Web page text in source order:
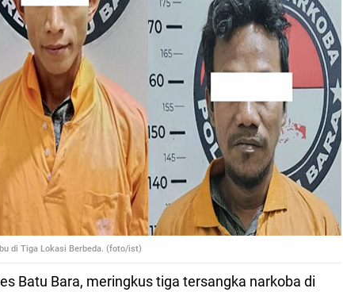
di Tiga Lokasi Berbeda. (foto/ist)
Batu Bara, meringkus tiga tersangka narkoba di